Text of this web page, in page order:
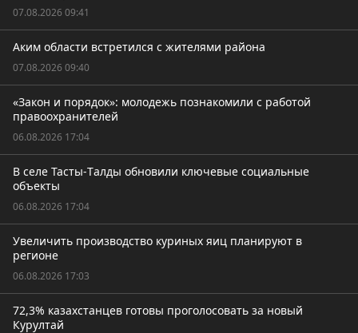
07.08.2026 09:41
Аким области встретился с жителями района
07.08.2026 09:40
«Закон и порядок»: молодежь познакомили с работой
правоохранителей
06.08.2026 17:04
В селе Тасты-Tалды обновили ключевые социальные
объекты
06.08.2026 17:04
Увеличить производство куриных яиц планируют в
регионе
06.08.2026 17:03
72,3% казахстанцев готовы проголосовать за новый
Курултай